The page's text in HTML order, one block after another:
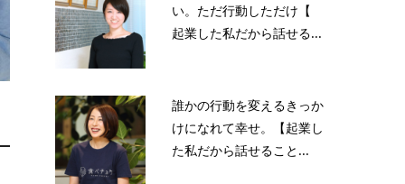
い。ただ行動しただけ【
起業した私だから話せる...
誰かの行動を変えるきっか
けになれて幸せ。【起業し
た私だから話せること...